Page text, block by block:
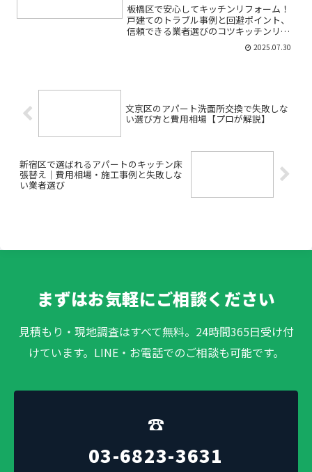
方
板橋区で安心してキッチンリフォーム！
戸建てのトラブル事例と回避ポイント、
信頼できる業者選びのコツキッチンリフ
ォームを考えているけれど、「どんなト
ラブルがあるの？」「見積もりや業者選
2025.07.30
文京区のアパート洗面所交換で失敗しな
い選び方と費用相場【プロが解説】
新宿区で選ばれるアパートのキッチン床
張替え｜費用相場・施工事例と失敗しな
い業者選び
まずはお気軽にご相談ください
見積もり・現地調査はすべて無料。24時間365日受け付
けています。LINE・お電話でのご相談も可能です。
☎
03-6823-3631